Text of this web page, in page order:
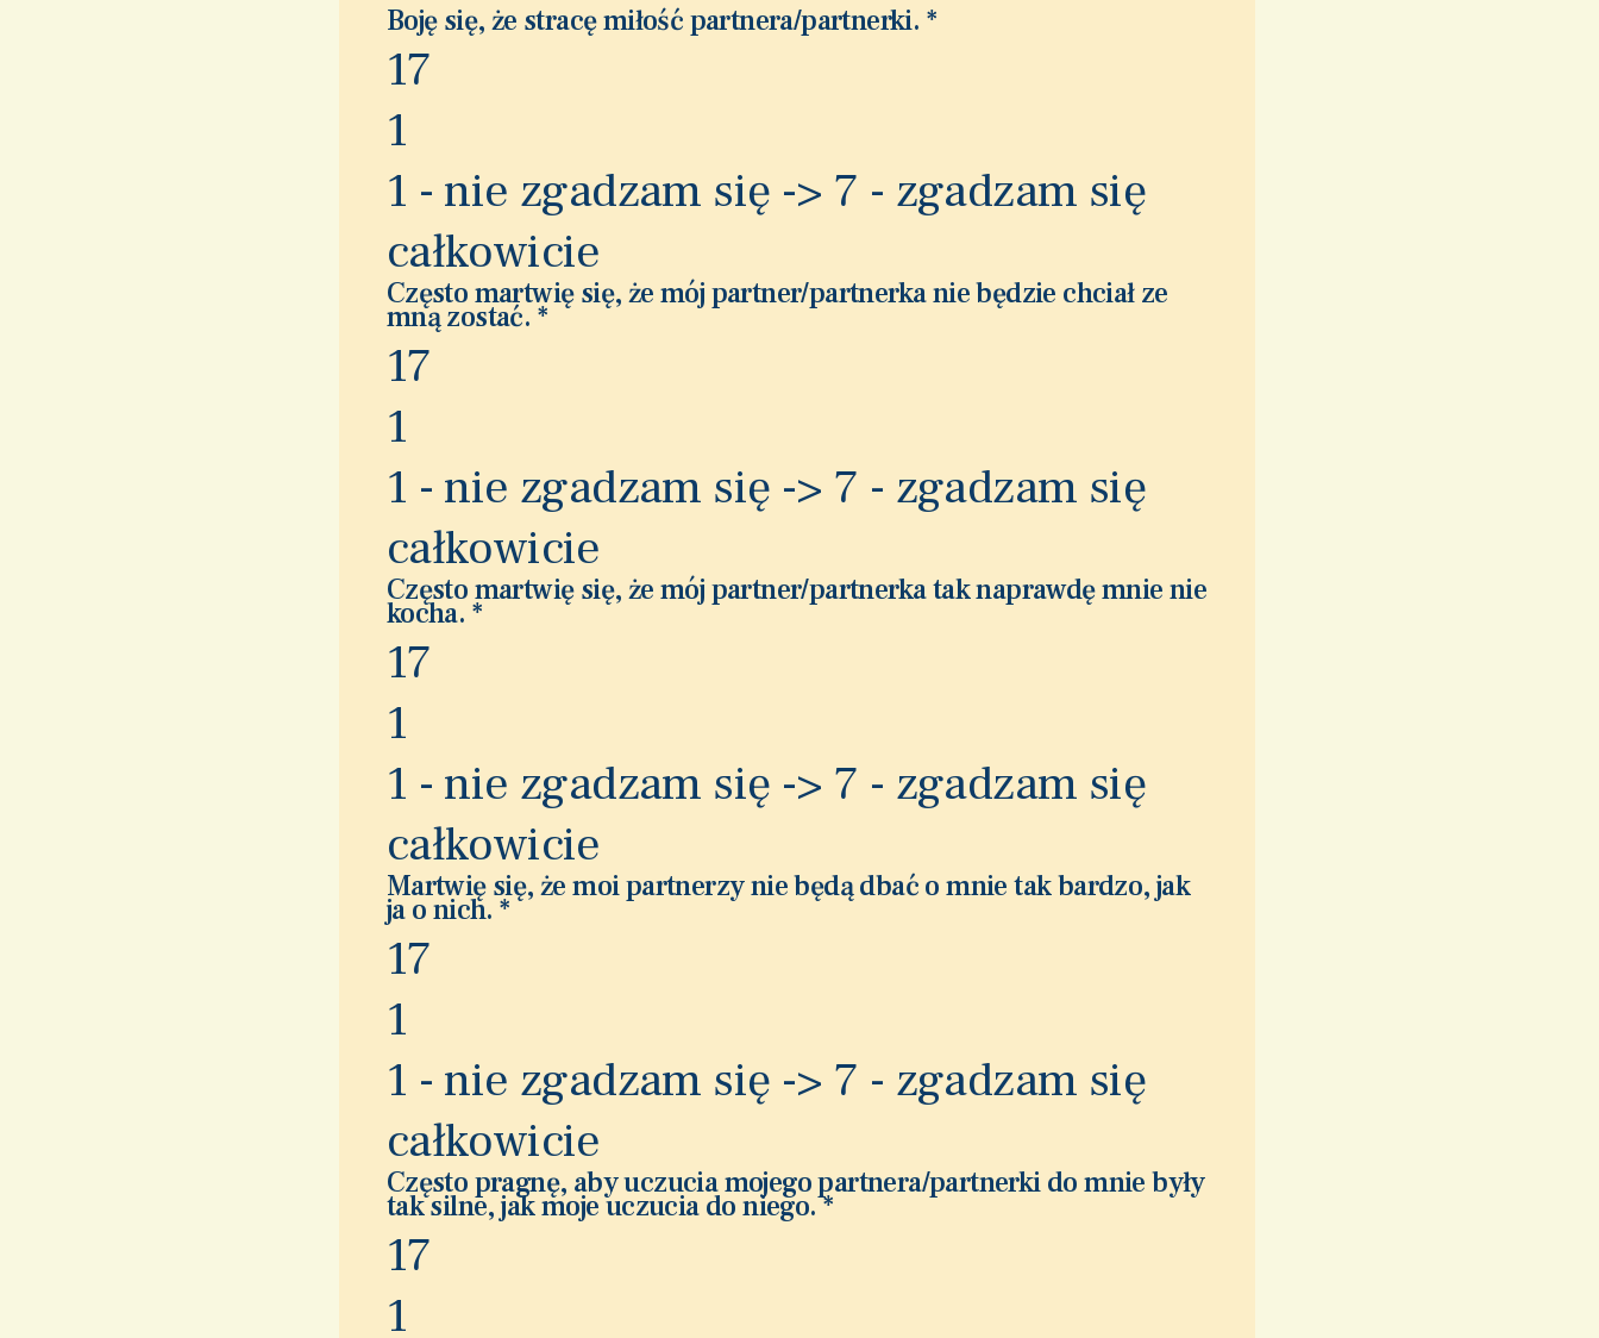
Boję się, że stracę miłość partnera/partnerki. *
17
1
1 - nie zgadzam się -> 7 - zgadzam się
całkowicie
Często martwię się, że mój partner/partnerka nie będzie chciał ze
mną zostać. *
17
1
1 - nie zgadzam się -> 7 - zgadzam się
całkowicie
Często martwię się, że mój partner/partnerka tak naprawdę mnie nie
kocha. *
17
1
1 - nie zgadzam się -> 7 - zgadzam się
całkowicie
Martwię się, że moi partnerzy nie będą dbać o mnie tak bardzo, jak
ja o nich.*
17
1
1 - nie zgadzam się -> 7 - zgadzam się
całkowicie
Często pragnę, aby uczucia mojego partnera/partnerki do mnie były
tak silne, jak moje uczucia do niego.*
17
1